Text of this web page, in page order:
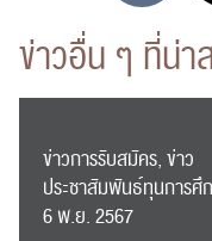
ข่าวอื่น ๆ ที่น่า
ข่าวการรับสมัคร, ข่าว
ประชาสัมพันธ์ทุนการศึ
6 พ.ย. 2567